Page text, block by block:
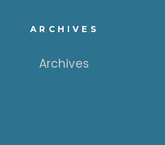
ARCHIVES
Archives